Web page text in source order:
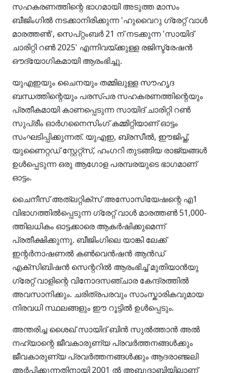
സഹകരണത്തിന്റെ ഭാഗമായി അടുത്ത മാസം
ബീജിംഗിൽ നടക്കാനിരിക്കുന്ന 'ഹുവൈറു ഗ്രേറ്റ് വാൾ
മാരത്തൺ', സെപ്റ്റംബർ 21 ന് നടക്കുന്ന 'സായിദ്
ചാരിറ്റി റൺ 2025' എന്നിവയ്ക്കുള്ള രജിസ്ട്രേഷൻ
ഔദ്യോഗികമായി ആരംഭിച്ചു.
യുഎഇയും ചൈനയും തമ്മിലുള്ള സൗഹൃദ
ബന്ധത്തിന്റെയും പരസ്പര സഹകരണത്തിന്റെയും
പ്രതീകമായി കാണപ്പെടുന്ന സായിദ് ചാരിറ്റി റൺ
സുപ്രീം ഓർഗനൈസിംഗ് കമ്മിറ്റിയാണ് ഓട്ടം
സംഘടിപ്പിക്കുന്നത്. യുഎഇ, ബ്രസീൽ, ഈജിപ്ത്,
യുണൈറ്റഡ് സ്റ്റേറ്റ്സ്, ഹംഗറി തുടങ്ങിയ രാജ്യങ്ങൾ
ഉൾപ്പെടുന്ന ഒരു ആഗോള പരമ്പരയുടെ ഭാഗമാണ്
ഓട്ടം.
ചൈനീസ് അത്‌ലറ്റിക്സ് അസോസിയേഷന്റെ എ1
വിഭാഗത്തിൽപ്പെടുന്ന ഗ്രേറ്റ് വാൾ മാരത്തൺ 51,000-
ത്തിലധികം ഓട്ടക്കാരെ ആകർഷിക്കുമെന്ന്
പ്രതീക്ഷിക്കുന്നു. ബീജിംഗിലെ യാങ്കി ലേക്ക്
ഇന്റർനാഷണൽ കൺവെൻഷൻ ആൻഡ്
എക്സിബിഷൻ സെന്ററിൽ ആരംഭിച്ച് മുതിയാൻയു
ഗ്രേറ്റ് വാളിന്റെ വിനോദസഞ്ചാര കേന്ദ്രത്തിൽ
അവസാനിക്കും. ചരിത്രപരവും സാംസ്കാരികവുമായ
നിരവധി സ്ഥലങ്ങളും ഈ റൂട്ടിൽ ഉൾപ്പെടും.
അന്തരിച്ച ശൈഖ് സായിദ് ബിൻ സുൽത്താൻ അൽ
നഹ്യാന്റെ ജീവകാരുണ്യ പ്രവർത്തനങ്ങൾക്കും
ജീവകാരുണ്യ പ്രവർത്തനങ്ങൾക്കും ആദരാഞ്ജലി
അർപ്പിക്കുന്നതിനായി 2001 ൽ അബുദാബിയിലാണ്